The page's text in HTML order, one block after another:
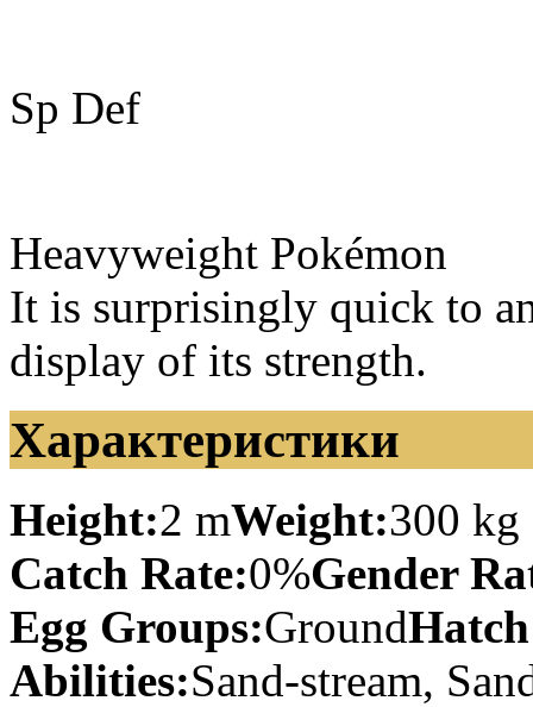
Sp Def
Heavyweight Pokémon
It is surprisingly quick to
display of its strength.
Характеристики
Height:2 mWeight:300 kg
Catch Rate:0%Gender
Egg Groups:Ground
Abilities:Sand-stream,